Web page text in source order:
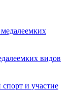
видов